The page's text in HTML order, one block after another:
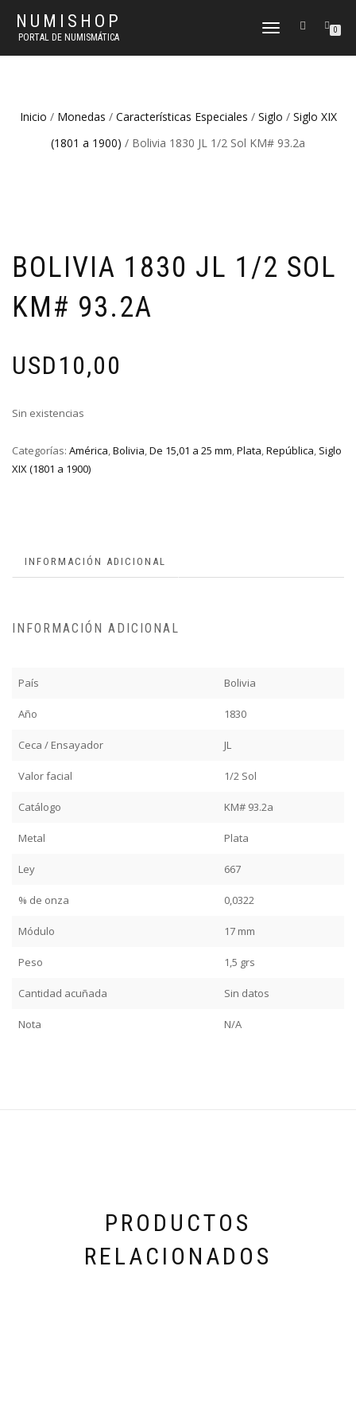
NUMISHOP
PORTAL DE NUMISMÁTICA
CAMBIAR
0
Inicio / Monedas / Características Especiales / Siglo / Siglo XIX
(1801 a 1900) / Bolivia 1830 JL 1/2 Sol KM# 93.2a
BOLIVIA 1830 JL 1/2 SOL
KM# 93.2A
USD10,00
Sin existencias
Categorías: América,Bolivia,De 15,01 a 25 mm,Plata,República, Siglo
XIX (1801 a 1900)
INFORMACIÓN ADICIONAL
INFORMACIÓN ADICIONAL
País Bolivia
Año 1830
Ceca / Ensayador JL
Valor facial 1/2 Sol
Catálogo KM# 93.2a
Metal Plata
Ley 667
% de onza 0,0322
Módulo 17 mm
Peso 1,5 grs
Cantidad acuñada Sin datos
Nota N/A
PRODUCTOS
RELACIONADOS